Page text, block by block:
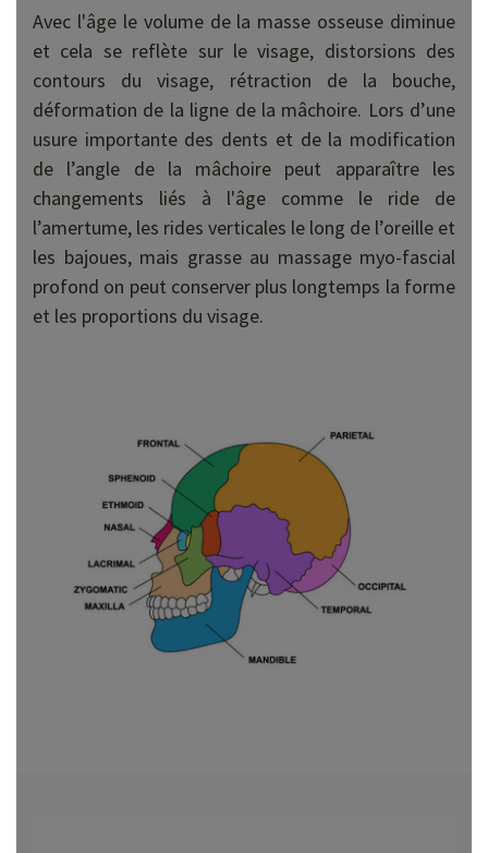
Avec l'âge le volume de la masse osseuse diminue
et cela se reflète sur le visage, distorsions des
contours du visage, rétraction de la bouche,
déformation de la ligne de la mâchoire. Lors d’une
usure importante des dents et de la modification
de l’angle de la mâchoire peut apparaître les
changements liés à l'âge comme le ride de
l’amertume, les rides verticales le long de l’oreille et
les bajoues, mais grasse au massage myo-fascial
profond on peut conserver plus longtemps la forme
et les proportions du visage.